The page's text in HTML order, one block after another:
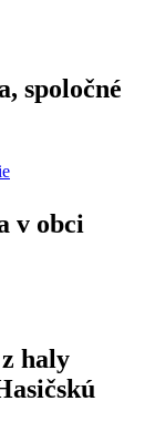
spoločné
v obci
haly